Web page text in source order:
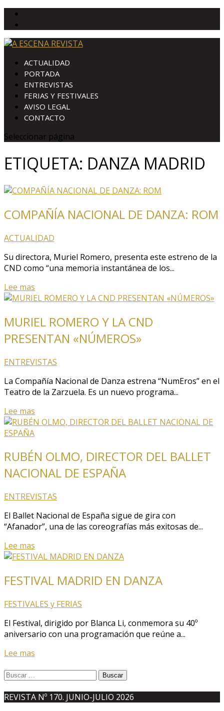
ACTUALIDAD
PORTADA
ENTREVISTAS
FERIAS Y FESTIVALES
AVISO LEGAL
CONTACTO
Seleccionar página
ETIQUETA: DANZA MADRID
COMPAÑÍA NACIONAL DE DANZA: ROM
ACTUALIDAD
Su directora, Muriel Romero, presenta este estreno de la
CND como “una memoria instantánea de los...
Lee mas
MURIEL ROMERO Y LA CND
PRESENTAN «NÚMEROS»
ENTREVISTAS
La Compañía Nacional de Danza estrena “NumEros” en el
Teatro de la Zarzuela. Es un nuevo programa...
Lee mas
RUBÉN OLMO, DIRECTOR DEL BALLET
NACIONAL DE ESPAÑA
ENTREVISTAS
El Ballet Nacional de España sigue de gira con
“Afanador”, una de las coreografías más exitosas de...
Lee mas
FESTIVAL MADRID EN DANZA
FESTIVALES y FERIAS
El Festival, dirigido por Blanca Li, conmemora su 40º
aniversario con una programación que reúne a...
Lee mas
Buscar:
REVISTA Nº 170. JUNIO-JULIO 2026